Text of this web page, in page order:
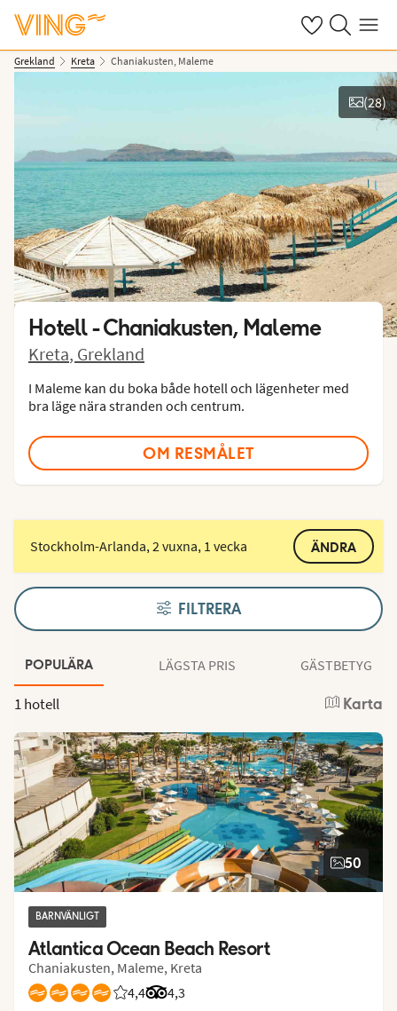
Se dinaSök på ving.se
Meny
Grekland Kreta Chaniakusten, Maleme
Se bilder
(28)
Hotell -Chaniakusten, Maleme
Kreta, Grekland
I Maleme kan du boka både hotell och lägenheter med
bra läge nära stranden och centrum.
OM RESMÅLET
Stockholm-Arlanda, 2 vuxna, 1 vecka ÄNDRA
FILTRERA
POPULÄRA LÄGSTA PRIS GÄSTBETYG
1 hotell Karta
50
BARNVÄNLIGT
Atlantica Ocean Beach Resort
Chaniakusten, Maleme, Kreta
4,4
Betyg från Vings gäster: 4.372/5
4,3
Betyg från Tripadvisor: 4.3 of 5